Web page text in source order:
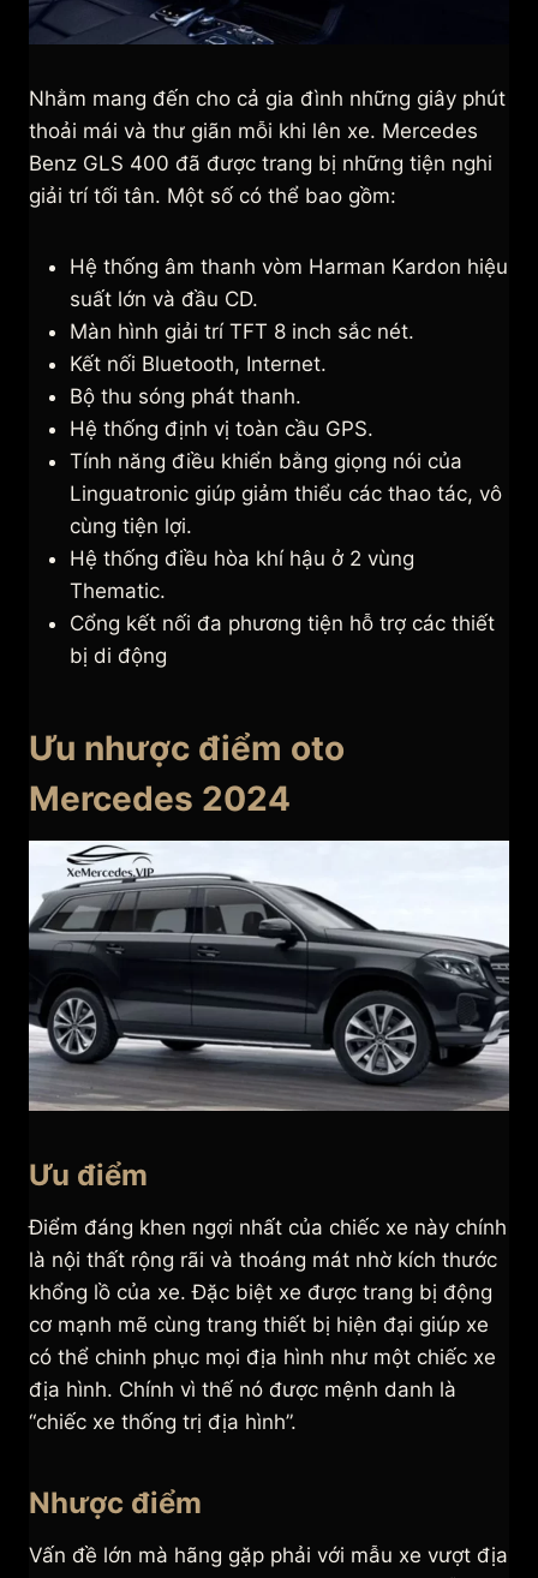
Nhằm mang đến cho cả gia đình những giây phút
thoải mái và thư giãn mỗi khi lên xe. Mercedes
Benz GLS 400 đã được trang bị những tiện nghi
giải trí tối tân. Một số có thể bao gồm:
Hệ thống âm thanh vòm Harman Kardon hiệu
suất lớn và đầu CD.
Màn hình giải trí TFT 8 inch sắc nét.
Kết nối Bluetooth, Internet.
Bộ thu sóng phát thanh.
Hệ thống định vị toàn cầu GPS.
Tính năng điều khiển bằng giọng nói của
Linguatronic giúp giảm thiểu các thao tác, vô
cùng tiện lợi.
Hệ thống điều hòa khí hậu ở 2 vùng
Thematic.
Cổng kết nối đa phương tiện hỗ trợ các thiết
bị di động
Ưu nhược điểm oto
Mercedes 2024
Ưu điểm
Điểm đáng khen ngợi nhất của chiếc xe này chính
là nội thất rộng rãi và thoáng mát nhờ kích thước
khổng lồ của xe. Đặc biệt xe được trang bị động
cơ mạnh mẽ cùng trang thiết bị hiện đại giúp xe
có thể chinh phục mọi địa hình như một chiếc xe
địa hình. Chính vì thế nó được mệnh danh là
“chiếc xe thống trị địa hình”.
Nhược điểm
Vấn đề lớn mà hãng gặp phải với mẫu xe vượt địa